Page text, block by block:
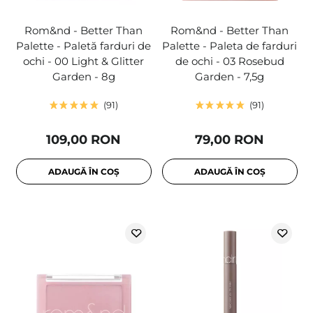
Rom&nd - Better Than
Palette - Paletă farduri de
ochi - 00 Light & Glitter
Garden - 8g
91
109,00 RON
ADAUGĂ ÎN COȘ
Rom&nd - Better Than
Palette - Paleta de farduri
de ochi - 03 Rosebud
Garden - 7,5g
91
79,00 RON
ADAUGĂ ÎN COȘ